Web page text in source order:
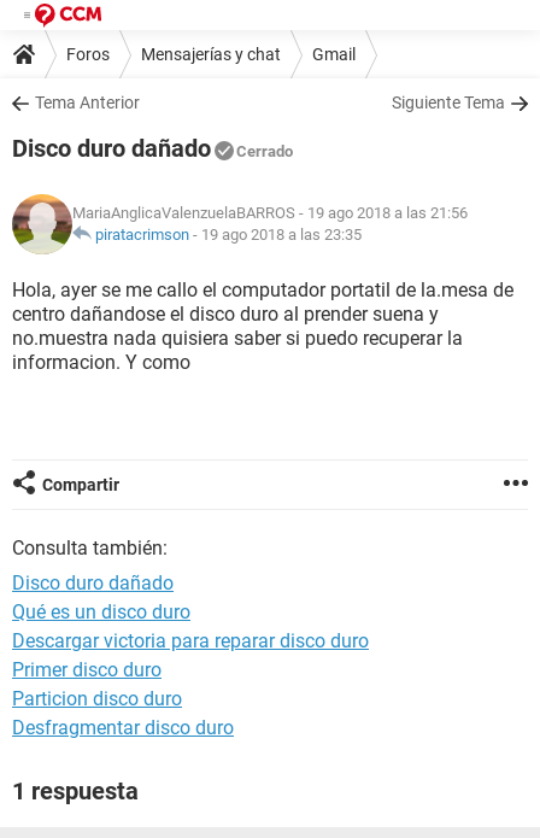
Foros Mensajerías y chat Gmail
Tema Anterior Siguiente Tema
Disco duro dañado Cerrado
MariaAnglicaValenzuelaBARROS - 19 ago 2018 a las 21:56
piratacrimson - 19 ago 2018 a las 23:35
Hola, ayer se me callo el computador portatil de la.mesa de
centro dañandose el disco duro al prender suena y
no.muestra nada quisiera saber si puedo recuperar la
informacion. Y como
Compartir
Consulta también:
Disco duro dañado
Qué es un disco duro
Descargar victoria para reparar disco duro
Primer disco duro
Particion disco duro
Desfragmentar disco duro
1 respuesta